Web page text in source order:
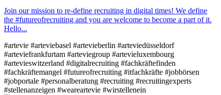
Join our mission to re-define recruiting in digital times! We define
the #futureofrecruiting and you are welcome to become a part of it.
Hello...
#artevie #arteviebasel #artevieberlin #arteviedüsseldorf
#arteviefrankfurtam #arteviegroup #artevieluxembourg
#artevieswitzerland #digitalrecruiting #fachkräftefinden
#fachkräftemangel #futureofrecruiting #itfachkräfte #jobbörsen
#jobportale #personalberatung #recruiting #recruitingexperts
#stellenanzeigen #weareartevie #wirstellenein